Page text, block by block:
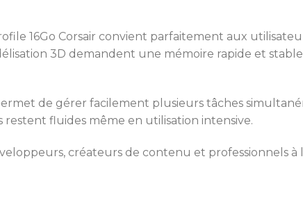
16Go Corsair convient parfaitement aux
3D demandent une mémoire rapide et
de gérer facilement plusieurs tâches
fluides même en utilisation intensive.
créateurs de contenu et professionnels à